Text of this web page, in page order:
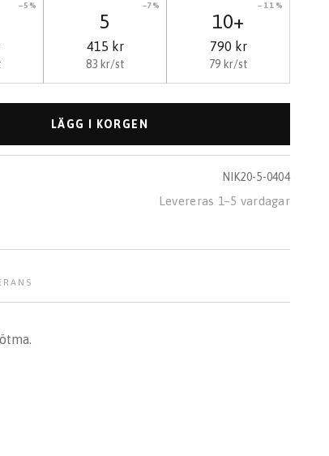
−5%
5
415 kr
83 kr/st
−7%
10+
790 kr
79 kr/st
−11%
LÄGG I KORGEN
NIK20-5-0404
Levereras 1–5 vardagar